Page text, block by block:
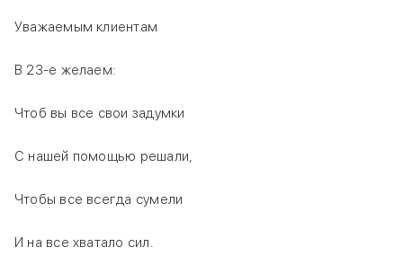
Уважаемым клиентам
В 23-е желаем:
Чтоб вы все свои задумки
С нашей помощью решали,
Чтобы все всегда сумели
И на все хватало сил.